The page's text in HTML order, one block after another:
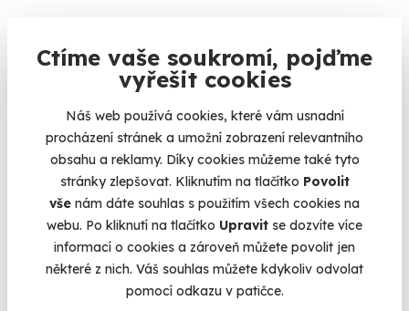
Ctíme vaše soukromí, pojďme
vyřešit cookies
Náš web používá cookies, které vám usnadní
procházení stránek a umožní zobrazení relevantního
obsahu a reklamy. Díky cookies můžeme také tyto
stránky zlepšovat. Kliknutím na tlačítko Povolit
vše nám dáte souhlas s použitím všech cookies na
webu. Po kliknutí na tlačítko Upravit se dozvíte více
informací o cookies a zároveň můžete povolit jen
některé z nich. Váš souhlas můžete kdykoliv odvolat
pomocí odkazu v patičce.
Zážitková střelba: Zbraně 2. světové války
14 zbraní, 35 nábojů - vyzkoušejte kousky, které psaly dějiny!
Dačice (okres Jindřichův Hradec)
(+ 28 dalších lokalit)
4 950 Kč